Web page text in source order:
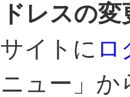
ドレスの
イトに ロ
ュー」